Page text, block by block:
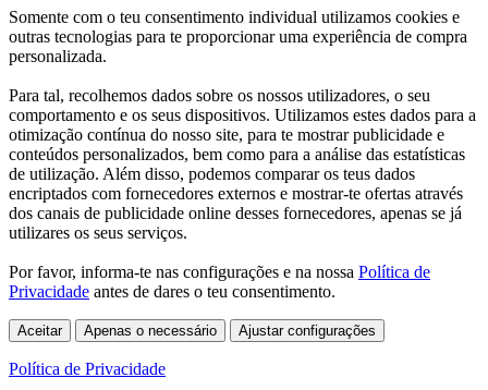
Somente com o teu consentimento individual utilizamos cookies e
outras tecnologias para te proporcionar uma experiência de compra
personalizada.
Para tal, recolhemos dados sobre os nossos utilizadores, o seu
comportamento e os seus dispositivos. Utilizamos estes dados para a
otimização contínua do nosso site, para te mostrar publicidade e
conteúdos personalizados, bem como para a análise das estatísticas
de utilização. Além disso, podemos comparar os teus dados
encriptados com fornecedores externos e mostrar-te ofertas através
dos canais de publicidade online desses fornecedores, apenas se já
utilizares os seus serviços.
Por favor, informa-te nas configurações e na nossa Política de
Privacidade antes de dares o teu consentimento.
Aceitar Apenas o necessário Ajustar configurações
Política de Privacidade